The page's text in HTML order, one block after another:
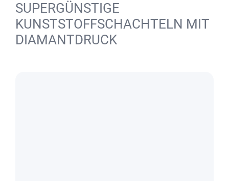
SUPERGÜNSTIGE
KUNSTSTOFFSCHACHTELN MIT
DIAMANTDRUCK